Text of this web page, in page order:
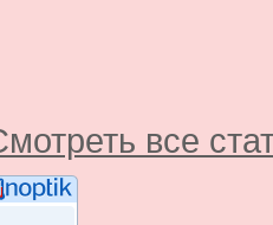
все